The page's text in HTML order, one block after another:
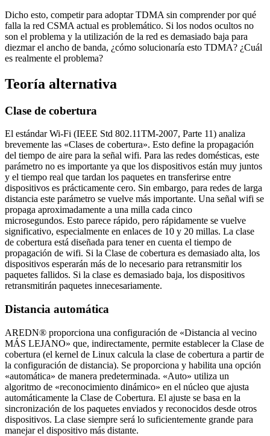
Dicho esto, competir para adoptar TDMA sin comprender por qué
falla la red CSMA actual es problemático. Si los nodos ocultos no
son el problema y la utilización de la red es demasiado baja para
diezmar el ancho de banda, ¿cómo solucionaría esto TDMA? ¿Cuál
es realmente el problema?
Teoría alternativa
Clase de cobertura
El estándar Wi-Fi (IEEE Std 802.11TM-2007, Parte 11) analiza
brevemente las «Clases de cobertura». Esto define la propagación
del tiempo de aire para la señal wifi. Para las redes domésticas, este
parámetro no es importante ya que los dispositivos están muy juntos
y el tiempo real que tardan los paquetes en transferirse entre
dispositivos es prácticamente cero. Sin embargo, para redes de larga
distancia este parámetro se vuelve más importante. Una señal wifi se
propaga aproximadamente a una milla cada cinco
microsegundos. Esto parece rápido, pero rápidamente se vuelve
significativo, especialmente en enlaces de 10 y 20 millas. La clase
de cobertura está diseñada para tener en cuenta el tiempo de
propagación de wifi. Si la Clase de cobertura es demasiado alta, los
dispositivos esperarán más de lo necesario para retransmitir los
paquetes fallidos. Si la clase es demasiado baja, los dispositivos
retransmitirán paquetes innecesariamente.
Distancia automática
AREDN® proporciona una configuración de «Distancia al vecino
MÁS LEJANO» que, indirectamente, permite establecer la Clase de
cobertura (el kernel de Linux calcula la clase de cobertura a partir de
la configuración de distancia). Se proporciona y habilita una opción
«automática» de manera predeterminada. «Auto» utiliza un
algoritmo de «reconocimiento dinámico» en el núcleo que ajusta
automáticamente la Clase de Cobertura. El ajuste se basa en la
sincronización de los paquetes enviados y reconocidos desde otros
dispositivos. La clase siempre será lo suficientemente grande para
manejar el dispositivo más distante.